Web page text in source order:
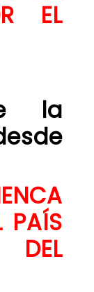
EL
la
PAÍS
DEL